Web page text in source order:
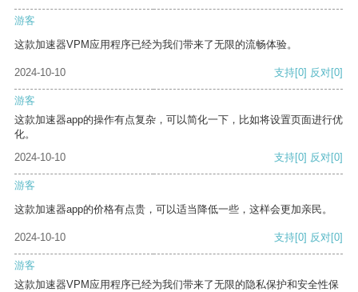
游客
这款加速器VPM应用程序已经为我们带来了无限的流畅体验。
2024-10-10 支持[0] 反对[0]
游客
这款加速器app的操作有点复杂，可以简化一下，比如将设置页面进行优
化。
2024-10-10
支持[0] 反对[0]
游客
这款加速器app的价格有点贵，可以适当降低一些，这样会更加亲民。
2024-10-10 支持[0] 反对[0]
游客
这款加速器VPM应用程序已经为我们带来了无限的隐私保护和安全性保